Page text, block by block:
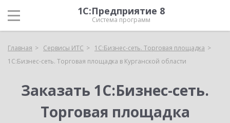
1С:Предприятие 8
Система программ
Главная Сервисы ИТС
1С:Бизнес-сеть. Торговая площадка
1С:Бизнес-сеть. Торговая площадка в Курганской области
Заказать 1С:Бизнес-сеть.
Торговая площадка